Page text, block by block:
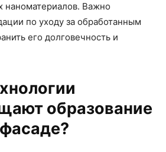
наноматериалов. Важно
по уходу за обработанным
его долговечность и
образование